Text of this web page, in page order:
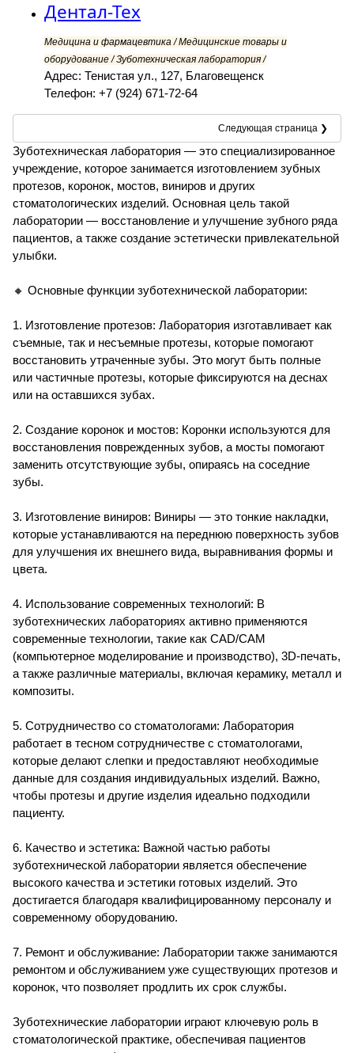
Дентал-Тех
Медицина и фармацевтика / Медицинские товары и
оборудование / Зуботехническая лаборатория /
Адрес: Тенистая ул., 127, Благовещенск
Телефон: +7 (924) 671-72-64
Следующая страница ❯
Зуботехническая лаборатория — это специализированное
учреждение, которое занимается изготовлением зубных
протезов, коронок, мостов, виниров и других
стоматологических изделий. Основная цель такой
лаборатории — восстановление и улучшение зубного ряда
пациентов, а также создание эстетически привлекательной
улыбки.
🔸 Основные функции зуботехнической лаборатории:
1. Изготовление протезов: Лаборатория изготавливает как
съемные, так и несъемные протезы, которые помогают
восстановить утраченные зубы. Это могут быть полные
или частичные протезы, которые фиксируются на деснах
или на оставшихся зубах.
2. Создание коронок и мостов: Коронки используются для
восстановления поврежденных зубов, а мосты помогают
заменить отсутствующие зубы, опираясь на соседние
зубы.
3. Изготовление виниров: Виниры — это тонкие накладки,
которые устанавливаются на переднюю поверхность зубов
для улучшения их внешнего вида, выравнивания формы и
цвета.
4. Использование современных технологий: В
зуботехнических лабораториях активно применяются
современные технологии, такие как CAD/CAM
(компьютерное моделирование и производство), 3D-печать,
а также различные материалы, включая керамику, металл и
композиты.
5. Сотрудничество со стоматологами: Лаборатория
работает в тесном сотрудничестве с стоматологами,
которые делают слепки и предоставляют необходимые
данные для создания индивидуальных изделий. Важно,
чтобы протезы и другие изделия идеально подходили
пациенту.
6. Качество и эстетика: Важной частью работы
зуботехнической лаборатории является обеспечение
высокого качества и эстетики готовых изделий. Это
достигается благодаря квалифицированному персоналу и
современному оборудованию.
7. Ремонт и обслуживание: Лаборатории также занимаются
ремонтом и обслуживанием уже существующих протезов и
коронок, что позволяет продлить их срок службы.
Зуботехнические лаборатории играют ключевую роль в
стоматологической практике, обеспечивая пациентов